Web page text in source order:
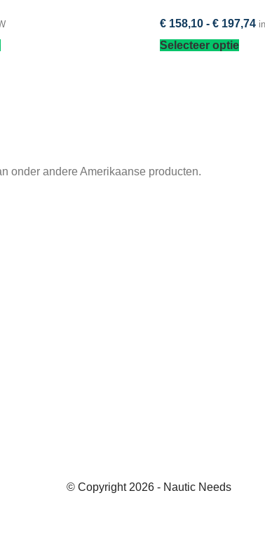
€ 158,10 - € 197,74
Selecteer optie
onder andere Amerikaanse producten.
© Copyright 2026 - Nautic Needs